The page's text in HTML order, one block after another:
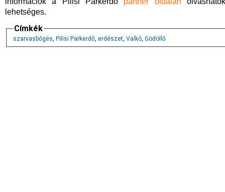
lehetséges.
Címkék
szarvasbőgés, Pilisi Parkerdő, erdészet, Valkó, Gödöllő